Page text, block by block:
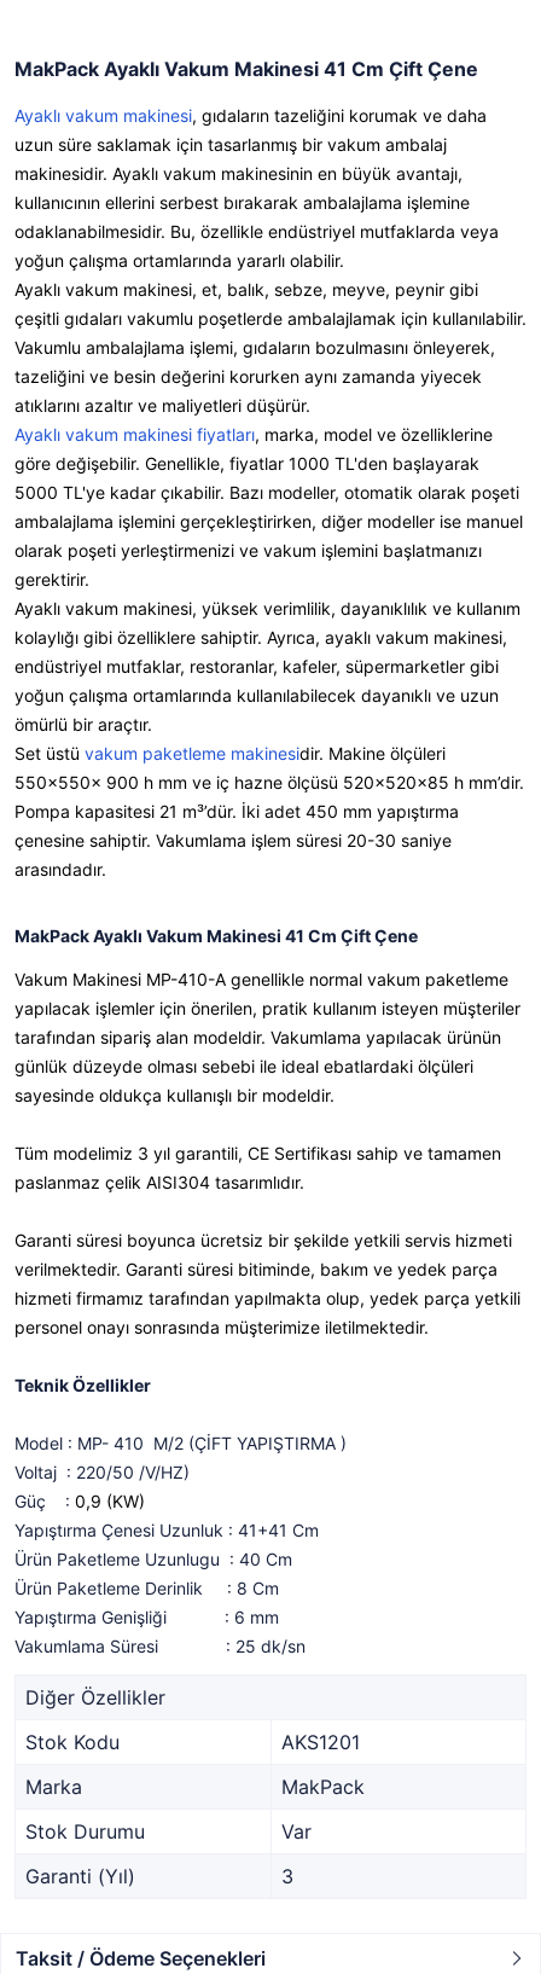
MakPack Ayaklı Vakum Makinesi 41 Cm Çift Çene
Ayaklı vakum makinesi, gıdaların tazeliğini korumak ve daha
uzun süre saklamak için tasarlanmış bir vakum ambalaj
makinesidir. Ayaklı vakum makinesinin en büyük avantajı,
kullanıcının ellerini serbest bırakarak ambalajlama işlemine
odaklanabilmesidir. Bu, özellikle endüstriyel mutfaklarda veya
yoğun çalışma ortamlarında yararlı olabilir.
Ayaklı vakum makinesi, et, balık, sebze, meyve, peynir gibi
çeşitli gıdaları vakumlu poşetlerde ambalajlamak için kullanılabilir.
Vakumlu ambalajlama işlemi, gıdaların bozulmasını önleyerek,
tazeliğini ve besin değerini korurken aynı zamanda yiyecek
atıklarını azaltır ve maliyetleri düşürür.
Ayaklı vakum makinesi fiyatları, marka, model ve özelliklerine
göre değişebilir. Genellikle, fiyatlar 1000 TL'den başlayarak
5000 TL'ye kadar çıkabilir. Bazı modeller, otomatik olarak poşeti
ambalajlama işlemini gerçekleştirirken, diğer modeller ise manuel
olarak poşeti yerleştirmenizi ve vakum işlemini başlatmanızı
gerektirir.
Ayaklı vakum makinesi, yüksek verimlilik, dayanıklılık ve kullanım
kolaylığı gibi özelliklere sahiptir. Ayrıca, ayaklı vakum makinesi,
endüstriyel mutfaklar, restoranlar, kafeler, süpermarketler gibi
yoğun çalışma ortamlarında kullanılabilecek dayanıklı ve uzun
ömürlü bir araçtır.
Set üstü vakum paketleme makinesidir. Makine ölçüleri
550x550x 900 h mm ve iç hazne ölçüsü 520x520x85 h mm’dir.
Pompa kapasitesi 21 m³’dür. İki adet 450 mm yapıştırma
çenesine sahiptir. Vakumlama işlem süresi 20-30 saniye
arasındadır.
MakPack Ayaklı Vakum Makinesi 41 Cm Çift Çene
Vakum Makinesi MP-410-A genellikle normal vakum paketleme
yapılacak işlemler için önerilen, pratik kullanım isteyen müşteriler
tarafından sipariş alan modeldir. Vakumlama yapılacak ürünün
günlük düzeyde olması sebebi ile ideal ebatlardaki ölçüleri
sayesinde oldukça kullanışlı bir modeldir.
Tüm modelimiz 3 yıl garantili, CE Sertifikası sahip ve tamamen
paslanmaz çelik AISI304 tasarımlıdır.
Garanti süresi boyunca ücretsiz bir şekilde yetkili servis hizmeti
verilmektedir. Garanti süresi bitiminde, bakım ve yedek parça
hizmeti firmamız tarafından yapılmakta olup, yedek parça yetkili
personel onayı sonrasında müşterimize iletilmektedir.
Teknik Özellikler
Model : MP- 410 M/2 (ÇİFT YAPIŞTIRMA )
Voltaj : 220/50 /V/HZ)
Güç : 0,9 (KW)
Yapıştırma Çenesi Uzunluk : 41+41 Cm
Ürün Paketleme Uzunlugu : 40 Cm
Ürün Paketleme Derinlik : 8 Cm
Yapıştırma Genişliği : 6 mm
Vakumlama Süresi : 25 dk/sn
Diğer Özellikler
Stok Kodu
AKS1201
Marka
MakPack
Stok Durumu
Var
Garanti (Yıl)
3
Taksit / Ödeme Seçenekleri